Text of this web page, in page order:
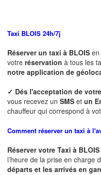
Taxi BLOIS 24h/7j
Réserver un taxi à BLOIS
votre réservation à tous les
notre application de
✓ Dés l'acceptation de
vous recevez un SMS et un
chauffeur qui correspond à
Comment réserver un taxi à
Réserver votre Taxi à BLOIS
l’heure de la prise en charge
départs et les arrivés en